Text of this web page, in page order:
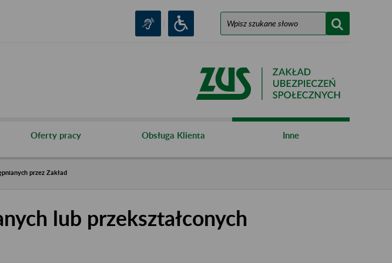
Oferty pracy Obsługa Klienta Inne
przez Zakład
lub przekształconych